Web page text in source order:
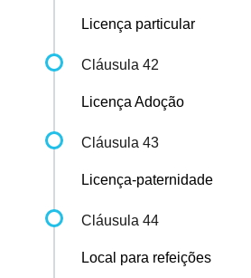
Licença particular
Cláusula 42
Licença Adoção
Cláusula 43
Licença-paternidade
Cláusula 44
Local para refeições